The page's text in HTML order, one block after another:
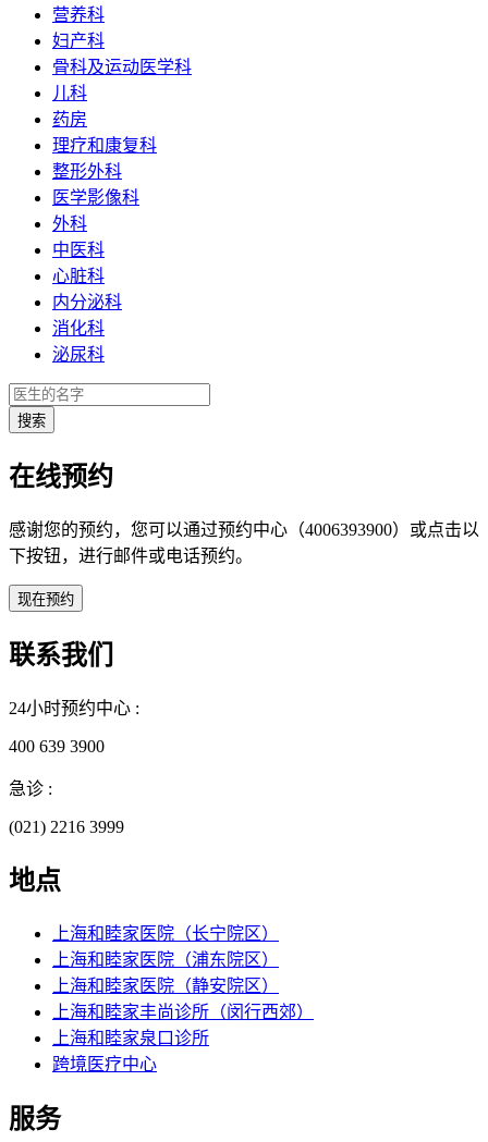
营养科
妇产科
骨科及运动医学科
儿科
药房
理疗和康复科
整形外科
医学影像科
外科
中医科
心脏科
内分泌科
消化科
泌尿科
在线预约
感谢您的预约，您可以通过预约中心（4006393900）或点击以
下按钮，进行邮件或电话预约。
联系我们
24小时预约中心 :
400 639 3900
急诊 :
(021) 2216 3999
地点
上海和睦家医院（长宁院区）
上海和睦家医院（浦东院区）
上海和睦家医院（静安院区）
上海和睦家丰尚诊所（闵行西郊）
上海和睦家泉口诊所
跨境医疗中心
服务